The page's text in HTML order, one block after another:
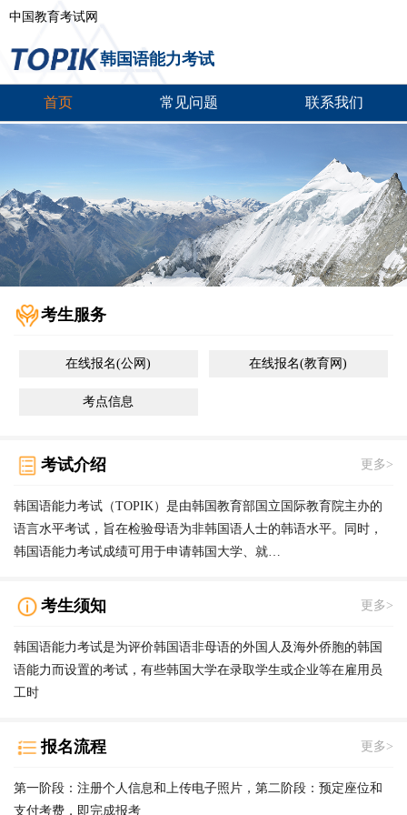
中国教育考试网
韩国语能力考试
首页 常见问题 联系我们
考生服务
在线报名(公网) 在线报名(教育网)
考点信息
考试介绍 更多>
韩国语能力考试（TOPIK）是由韩国教育部国立国际教育院主办的
语言水平考试，旨在检验母语为非韩国语人士的韩语水平。同时，
韩国语能力考试成绩可用于申请韩国大学、就…
考生须知 更多>
韩国语能力考试是为评价韩国语非母语的外国人及海外侨胞的韩国
语能力而设置的考试，有些韩国大学在录取学生或企业等在雇用员
工时
报名流程 更多>
第一阶段：注册个人信息和上传电子照片，第二阶段：预定座位和
支付考费，即完成报考